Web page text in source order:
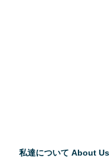
私達について About Us